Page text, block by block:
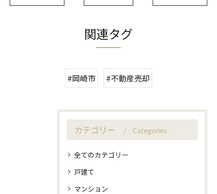
関連タグ
#岡崎市 #不動産売却
カテゴリー Categories
全てのカテゴリー
戸建て
マンション